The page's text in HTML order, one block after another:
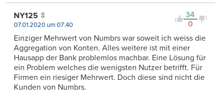
34
0
NY125
07.01.2020 um 07:40
Einziger Mehrwert von Numbrs war soweit ich weiss die
Aggregation von Konten. Alles weitere ist mit einer
Hausapp der Bank problemlos machbar. Eine Lösung für
ein Problem welches die wenigsten Nutzer betrifft. Für
Firmen ein riesiger Mehrwert. Doch diese sind nicht die
Kunden von Numbrs.